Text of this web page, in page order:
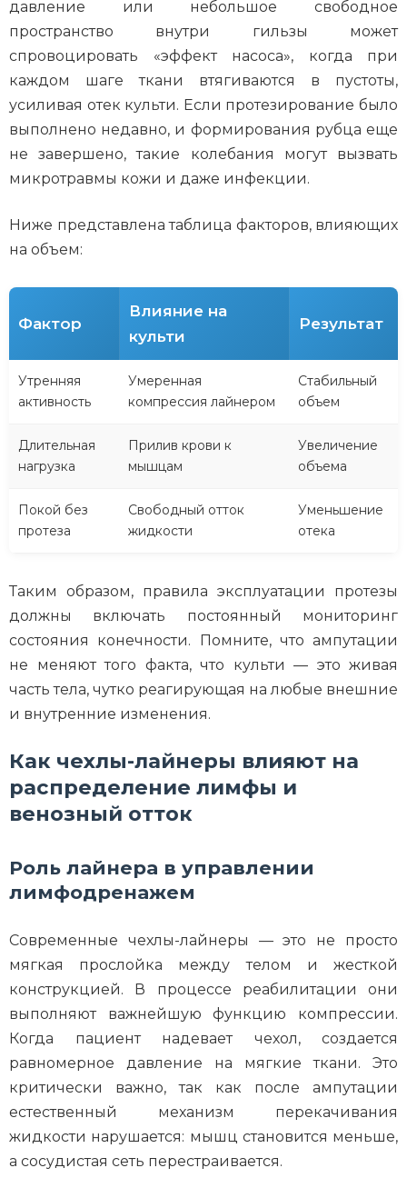
давление или небольшое свободное
пространство внутри гильзы может
спровоцировать «эффект насоса», когда при
каждом шаге ткани втягиваются в пустоты,
усиливая отек культи. Если протезирование было
выполнено недавно, и формирования рубца еще
не завершено, такие колебания могут вызвать
микротравмы кожи и даже инфекции.
Ниже представлена таблица факторов, влияющих
на объем:
Фактор
Влияние на
культи
Результат
Утренняя
активность
Умеренная
компрессия лайнером
Стабильный
объем
Длительная
нагрузка
Прилив крови к
мышцам
Увеличение
объема
Покой без
протеза
Свободный отток
жидкости
Уменьшение
отека
Таким образом, правила эксплуатации протезы
должны включать постоянный мониторинг
состояния конечности. Помните, что ампутации
не меняют того факта, что культи — это живая
часть тела, чутко реагирующая на любые внешние
и внутренние изменения.
Как чехлы-лайнеры влияют на
распределение лимфы и
венозный отток
Роль лайнера в управлении
лимфодренажем
Современные чехлы-лайнеры — это не просто
мягкая прослойка между телом и жесткой
конструкцией. В процессе реабилитации они
выполняют важнейшую функцию компрессии.
Когда пациент надевает чехол, создается
равномерное давление на мягкие ткани. Это
критически важно, так как после ампутации
естественный механизм перекачивания
жидкости нарушается: мышц становится меньше,
а сосудистая сеть перестраивается.